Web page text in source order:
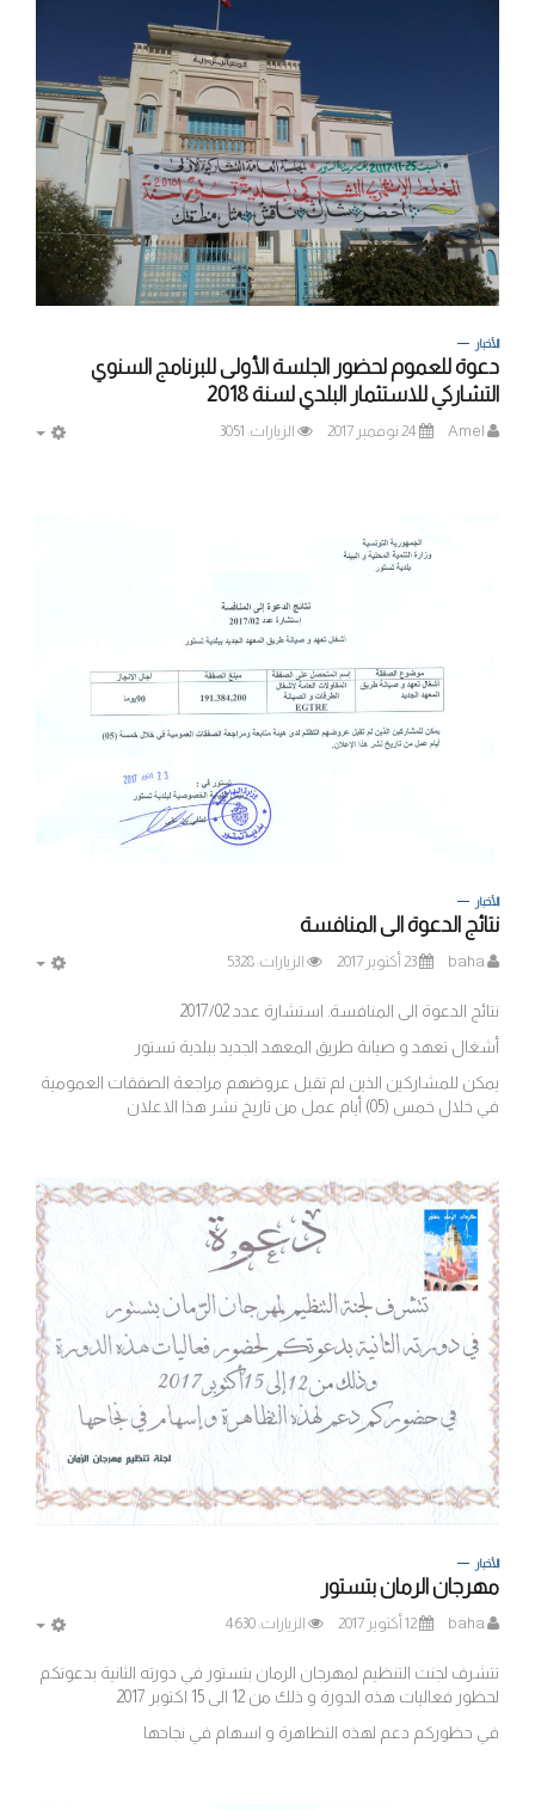
الأخبار
دعوة للعموم لحضور الجلسة الأولى للبرنامج السنوي
التشاركي للاستثمار البلدي لسنة 2018
Amel 24 نوفمبر 2017 الزيارات: 3051
الأخبار
نتائج الدعوة الى المنافسة
baha 23 أكتوير 2017 الزيارات: 5328
نتائج الدعوة الى المنافسة. استشارة عدد 2017/02
أشغال تعهد و صيانة طريق المعهد الجديد ببلدية تستور
يمكن للمشاركين الذين لم تقبل عروضهم مراجعة الصفقات العمومية
في خلال خمس (05) أيام عمل من تاريخ نشر هذا الاعلان
الأخبار
مهرجان الرمان بتستور
baha 12 أكتوير 2017 الزيارات: 4630
تتشرف لجنت التنظيم لمهرجان الرمان بتستور في دورته الثانية بدعوتكم
لحظور فعاليات هذه الدورة و ذلك من 12 الى 15 اكتوبر 2017
في حظوركم دعم لهذه التظاهرة و اسهام في نجاحها